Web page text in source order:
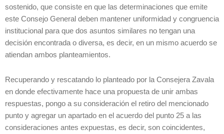
sostenido, que consiste en que las determinaciones que emite
este Consejo General deben mantener uniformidad y congruencia
institucional para que dos asuntos similares no tengan una
decisión encontrada o diversa, es decir, en un mismo acuerdo se
atiendan ambos planteamientos.
Recuperando y rescatando lo planteado por la Consejera Zavala
en donde efectivamente hace una propuesta de unir ambas
respuestas, pongo a su consideración el retiro del mencionado
punto y agregar un apartado en el acuerdo del punto 25 a las
consideraciones antes expuestas, es decir, son coincidentes,